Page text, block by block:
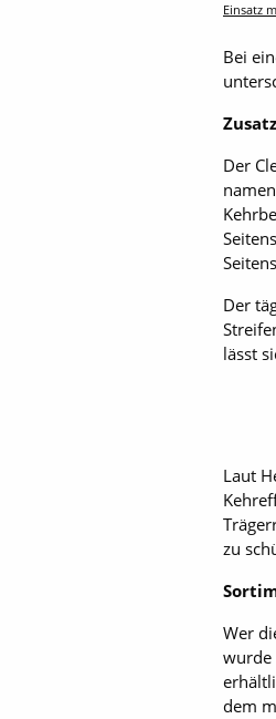
Einsatz
Bei
Der
Der
lässt
Laut
zu
Wer
wurde
dem